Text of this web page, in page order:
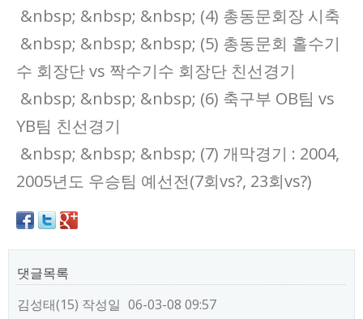
&nbsp; &nbsp; &nbsp; (4) 총동문회장 시축
&nbsp; &nbsp; &nbsp; (5) 총동문회 홀수기
수 회장단 vs 짝수기수 회장단 친선경기
&nbsp; &nbsp; &nbsp; (6) 축구부 OB팀 vs
YB팀 친선경기
&nbsp; &nbsp; &nbsp; (7) 개막경기 : 2004,
2005년도 우승팀 예선전(7회vs?, 23회vs?)
댓글목록
김성태(15) 작성일 06-03-08 09:57